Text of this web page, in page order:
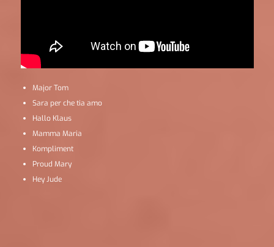
Major Tom
Sara per che tia amo
Hallo Klaus
Mamma Maria
Kompliment
Proud Mary
Hey Jude